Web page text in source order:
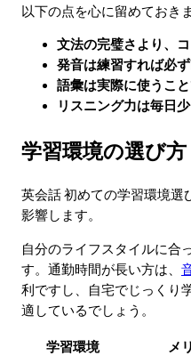
以下の点を心に留めておき
文法の完璧さより、
発音は練習すれば必
語彙は実際に使うこ
リスニング力は毎日
学習環境の選び方
英会話 初めての学習環境選
影響します。
自分のライフスタイルに合
す。通勤時間が長い方は、
利ですし、自宅でじっくり
適しているでしょう。
学習環境 メ